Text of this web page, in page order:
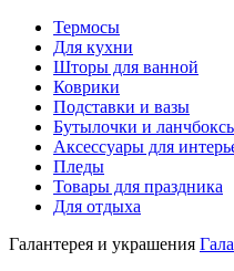
Термосы
Для кухни
Шторы для ванной
Коврики
Подставки и вазы
Бутылочки и
Аксессуары для
Пледы
Товары для праздника
Для отдыха
Галантерея и украшения